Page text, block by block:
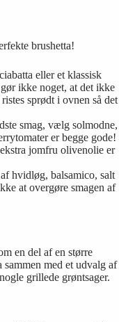
brushetta!
eller et klassisk
ikke noget, at det ikke
sprødt i ovnen så det
smag, vælg solmodne,
er begge gode!
jomfru olivenolie er
hvidløg, balsamico, salt
at overgøre smagen af
en del af en større
sammen med et udvalg af
grillede grøntsager.